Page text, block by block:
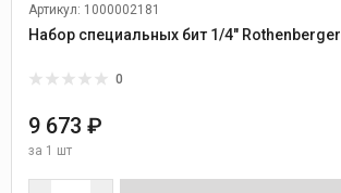
Артикул: 1000002181
Набор специальных бит 1/4" Rothenberger
0
9 673 ₽
за 1 шт